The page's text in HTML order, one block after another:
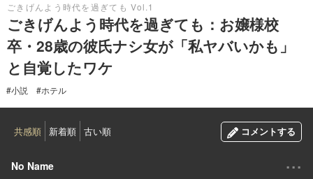
ごきげんよう時代を過ぎても Vol.1
ごきげんよう時代を過ぎても：お嬢様校
卒・28歳の彼氏ナシ女が「私ヤバいかも」
と自覚したワケ
#小説 #ホテル
共感順 新着順 古い順 コメントする
No Name ...